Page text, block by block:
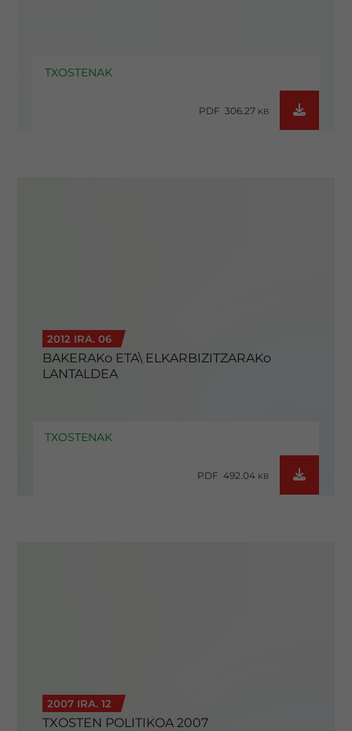
TXOSTENAK
PDF 306.27 KB
2012 IRA. 06
BAKERAKo ETA\ ELKARBIZITZARAKo
LANTALDEA
TXOSTENAK
PDF 492.04 KB
2007 IRA. 12
TXOSTEN POLITIKOA 2007